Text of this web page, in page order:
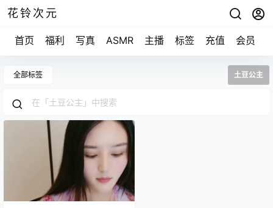
花铃次元
首页 福利 写真 ASMR 主播 标签 充值 会员
全部标签 土豆公主